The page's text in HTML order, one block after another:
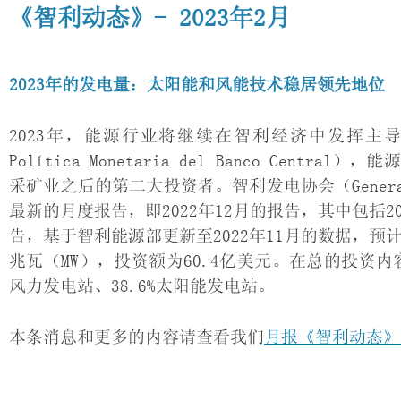
《智利动态》- 2023年2月
2023年的发电量：太阳能和风能技术稳居领先地位
2023年，能源行业将继续在智利经济中发挥主
Política Monetaria del Banco Central），能源
采矿业之后的第二大投资者。智利发电协会（
最新的月度报告，即2022年12月的报告，其中包括
告，基于智利能源部更新至2022年11月的数据，预
兆瓦（MW），投资额为60.4亿美元。在总的投资
风力发电站、38.6%太阳能发电站。
本条消息和更多的内容请查看我们 月报《智利动态